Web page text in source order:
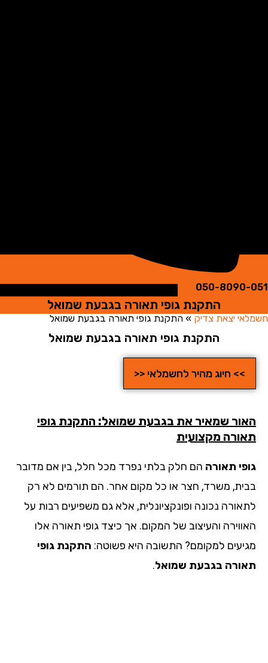
050-
התקנת גופי תאורה בגבעת שמואל
יצאת צדיק »התקנת גופי תאורה בגבעת שמואל
התקנת גופי תאורה בגבעת שמואל
>> חיוג מהיר לחשמלאי <<
שמאיר את בגבעת שמואל: התקנת גופי
מקצועית
תאורההם חלק בלתי נפרד מכל חלל, בין אם מדובר
משרד, חצר או כל מקום אחר. הם תורמים לא רק
נכונה ופונקציונלית, אלא גם משפיעים רבות על
והעיצוב של המקום. אך כיצד גופי תאורה אלו
למקומם? התשובה היא פשוטה:התקנת גופי
בגבעת שמואל.